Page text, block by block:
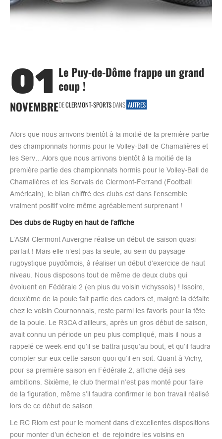
01
NOVEMBRE
Le Puy-de-Dôme frappe un grand
coup !
DECLERMONT-SPORTSDANS AUTRES
Alors que nous arrivons bientôt à la moitié de la première partie
des championnats hormis pour le Volley-Ball de Chamalières et
les Serv…Alors que nous arrivons bientôt à la moitié de la
première partie des championnats hormis pour le Volley-Ball de
Chamalières et les Servals de Clermont-Ferrand (Football
Américain), le bilan chiffré des clubs est dans l’ensemble
vraiment positif voire même agréablement surprenant !
Des clubs de Rugby en haut de l’affiche
L’ASM Clermont Auvergne réalise un début de saison quasi
parfait ! Mais elle n’est pas la seule, au sein du paysage
rugbystique puydômois, à réaliser un début d’exercice de haut
niveau. Nous disposons tout de même de deux clubs qui
évoluent en Fédérale 2 (en plus du voisin vichyssois) ! Issoire,
deuxième de la poule fait partie des cadors et, malgré la défaite
chez le voisin Cournonnais, reste parmi les favoris pour la tête
de la poule. Le R3CA d’ailleurs, après un gros début de saison,
avait connu un période un peu plus compliqué, mais il nous a
rappelé ce week-end qu’il se battra jusqu’au bout, et qu’il faudra
compter sur eux cette saison quoi qu’il en soit. Quant à Vichy,
pour sa première saison en Fédérale 2, affiche déjà ses
ambitions. Sixième, le club thermal n’est pas monté pour faire
de la figuration, même s’il faudra confirmer le bon travail réalisé
lors de ce début de saison.
Le RC Riom est pour le moment dans d’excellentes dispositions
pour monter d’un échelon et de rejoindre les voisins en